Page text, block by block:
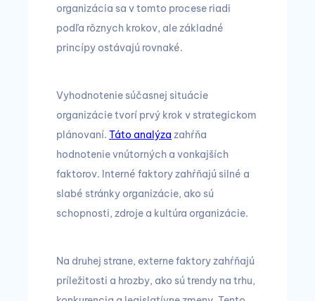
organizácia sa v tomto procese riadi
podľa rôznych krokov, ale základné
princípy ostávajú rovnaké.
Vyhodnotenie súčasnej situácie
organizácie tvorí prvý krok v strategickom
plánovaní. Táto analýza zahŕňa
hodnotenie vnútorných a vonkajších
faktorov. Interné faktory zahŕňajú silné a
slabé stránky organizácie, ako sú
schopnosti, zdroje a kultúra organizácie.
Na druhej strane, externe faktory zahŕňajú
príležitosti a hrozby, ako sú trendy na trhu,